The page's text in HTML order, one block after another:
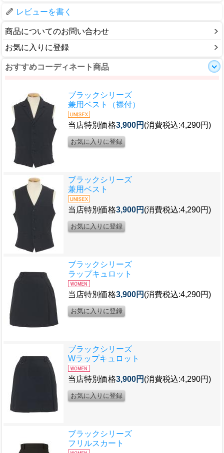
レビューを書く
商品についてのお問い合わせ
お気に入りに登録
おすすめコーディネート商品
ブラックシリーズ
兼用ベスト（襟付）
当店特別価格3,900円 (消費税込:4,290円)
ブラックシリーズ
兼用ベスト
当店特別価格3,900円 (消費税込:4,290円)
ブラックシリーズ
ラップキュロット
当店特別価格3,900円 (消費税込:4,290円)
ブラックシリーズ
Wラップキュロット
当店特別価格3,900円 (消費税込:4,290円)
ブラックシリーズ
フリルスカート